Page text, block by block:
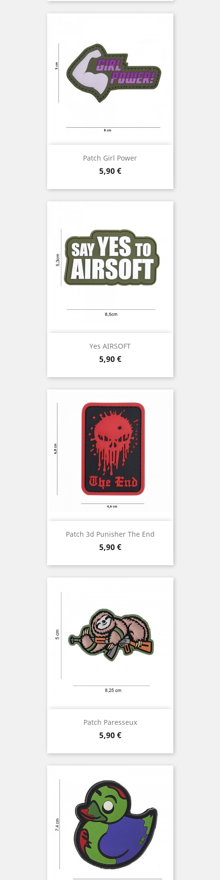
Patch Girl Power
Prix
5,90 €
Yes AIRSOFT
Prix
5,90 €
Patch 3d Punisher The End
Prix
5,90 €
Patch Paresseux
Prix
5,90 €